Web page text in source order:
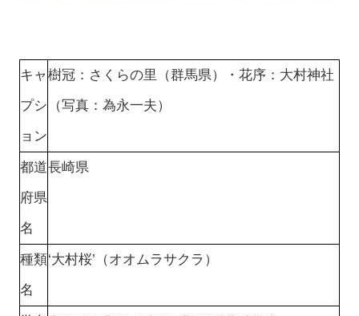
キャ
プシ
ョン
樹冠：さくらの里（群馬県）・花序：大村神社
（写真：為永一夫）
都道
府県
名
長崎県
種類
名
‘大村桜’（オオムラサクラ）